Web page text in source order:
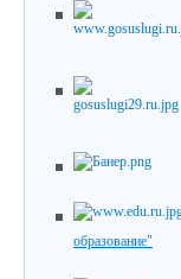
образование"